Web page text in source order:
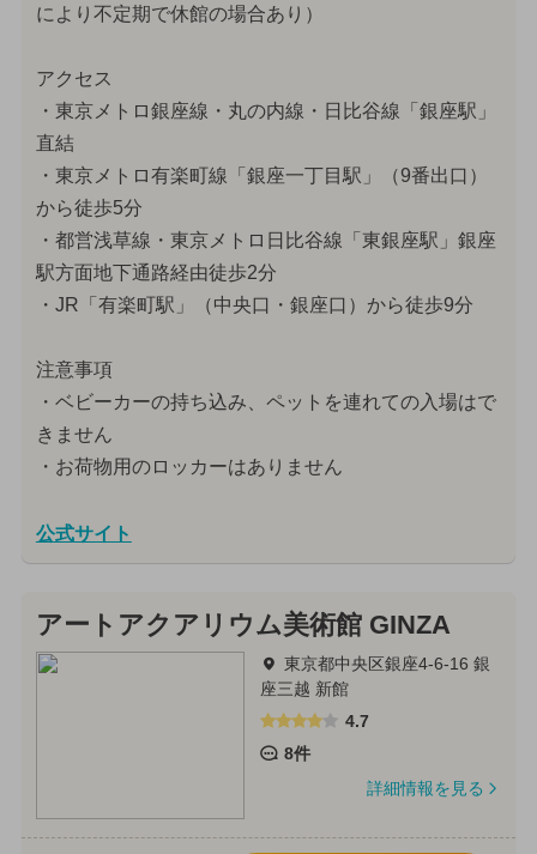
により不定期で休館の場合あり）
アクセス
・東京メトロ銀座線・丸の内線・日比谷線「銀座駅」
直結
・東京メトロ有楽町線「銀座一丁目駅」（9番出口）
から徒歩5分
・都営浅草線・東京メトロ日比谷線「東銀座駅」銀座
駅方面地下通路経由徒歩2分
・JR「有楽町駅」（中央口・銀座口）から徒歩9分
注意事項
・ベビーカーの持ち込み、ペットを連れての入場はで
きません
・お荷物用のロッカーはありません
公式サイト
アートアクアリウム美術館 GINZA
東京都中央区銀座4-6-16 銀
座三越 新館
4.7
8件
詳細情報を見る